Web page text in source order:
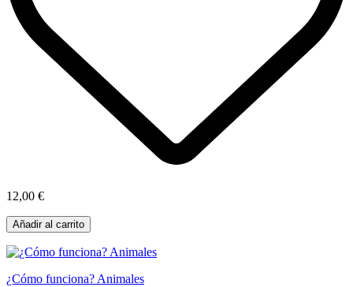
12,00 €
Añadir al carrito
¿Cómo funciona? Animales